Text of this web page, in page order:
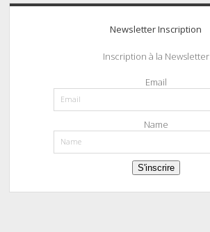
Newsletter Inscription
Inscription à la Newsletter
Email
Name
S'inscrire